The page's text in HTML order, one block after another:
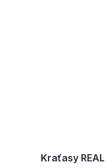
Kraťasy